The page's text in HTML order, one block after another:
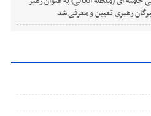
رهبری تعیین و معرفی شد